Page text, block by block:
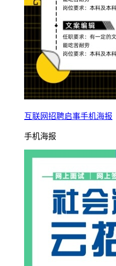
互联网招聘启事手机海报
手机海报